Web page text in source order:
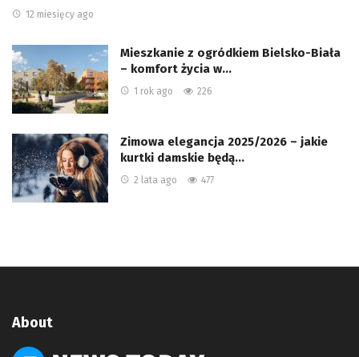
12 miesięcy ago
Mieszkanie z ogródkiem Bielsko-Biała
– komfort życia w…
1 rok ago 226
Zimowa elegancja 2025/2026 – jakie
kurtki damskie będą…
2 lata ago 477
About